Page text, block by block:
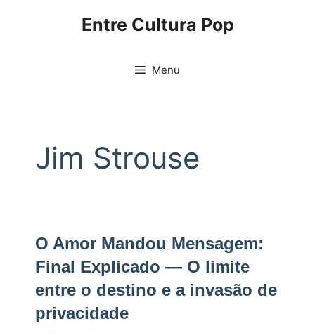
Entre Cultura Pop
Menu
Jim Strouse
O Amor Mandou Mensagem:
Final Explicado — O limite
entre o destino e a invasão de
privacidade